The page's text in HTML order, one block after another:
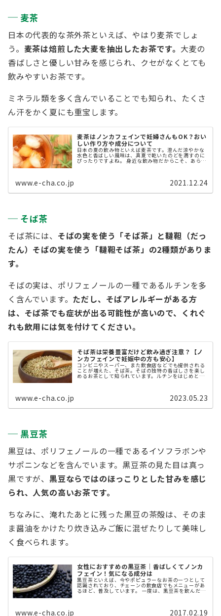
麦茶
日本の代表的な茶外茶といえば、やはり麦茶でしょ
う。 麦茶は焙煎した大麦を抽出したお茶です。 大麦の
香ばしさと優しい甘みを感じられ、クセがなくとても
飲みやすいお茶です。
ミネラル類を多く含んでいることでも知られ、たくさ
ん汗をかく夏にも重宝します。
麦茶はノンカフェインで妊婦さんもOK？おい
しい作り方や成分について
日本の夏の飲み物といえば麦茶です。澄んだ涼やかな
水色と香ばしい風味は、真夏で乾いたのどを潤すのに
ぴったりですよね。 身近な飲み物だからこそ、あらた
www.e-cha.co.jp 2021.12.24
そば茶
そば茶には、 そばの実を使う「そば茶」と韃靼（だっ
たん）そばの実を使う「韃靼そば茶」の2種類がありま
す。
そばの実は、ポリフェノールの一種であるルチンを多
く含んでいます。 ただし、そばアレルギーがある方
は、そば茶でも症状が出る可能性が高いので、くれぐ
れも飲用には気を付けてください。
そば茶は栄養豊富だけど飲み過ぎ注意？【ノ
ンカフェインで妊娠中の方も安心】
コンビニやスーパー、また飲食店などでも提供される
ことが増えた、そば茶。そばの独特の香ばしさを楽し
めるお茶として知られています。ルチンをはじめとし
www.e-cha.co.jp 2023.05.23
黒豆茶
黒豆は、ポリフェノールの一種であるイソフラボンや
サポニンなどを含んでいます。黒豆茶の見た目は真っ
黒ですが、 黒豆ならではのほっこりとした甘みを感じ
られ、人気の高いお茶です。
ちなみに、淹れたあとに残った黒豆の茶殻は、そのま
ま醤油をかけたり炊き込みご飯に混ぜたりして美味し
く食べられます。
女性におすすめの黒豆茶｜香ばしくてノンカ
フェイン！気になる成分は
黒豆茶といえば、今やポピュラーなお茶の一つとして
認識されており、チェーンの飲食店でもメニューがあ
るほど、普及しています。 一度は、黒豆茶を飲んだこ
www.e-cha.co.jp 2017.02.19